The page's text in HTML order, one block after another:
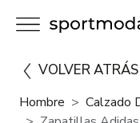
VOLVER ATRÁS
Hombre Calzado